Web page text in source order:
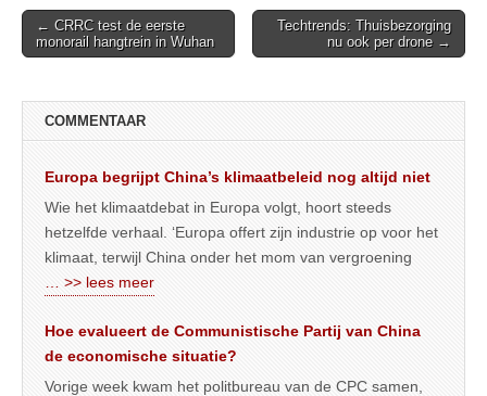
Post
navigation
← CRRC test de eerste
monorail hangtrein in Wuhan
Techtrends: Thuisbezorging
nu ook per drone →
COMMENTAAR
Europa begrijpt China’s klimaatbeleid nog altijd niet
Wie het klimaatdebat in Europa volgt, hoort steeds
hetzelfde verhaal. ‘Europa offert zijn industrie op voor het
klimaat, terwijl China onder het mom van vergroening
… >> lees meer
Hoe evalueert de Communistische Partij van China
de economische situatie?
Vorige week kwam het politbureau van de CPC samen,